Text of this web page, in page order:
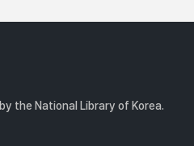
the National Library of Korea.